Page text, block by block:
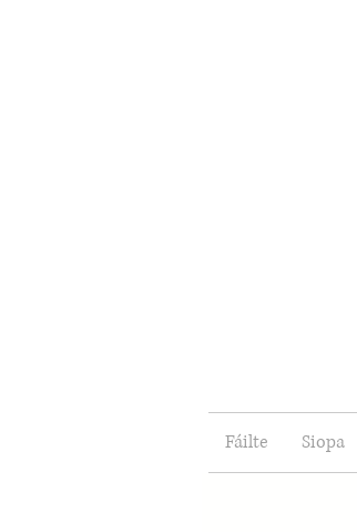
Fáilte Siopa